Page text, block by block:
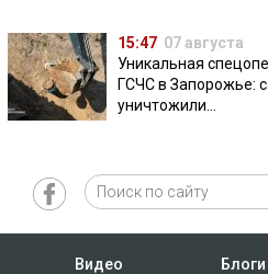
15:47 07 августа
Уникальная
ГСЧС в Запорожье:
уничтожили
Видео Блоги